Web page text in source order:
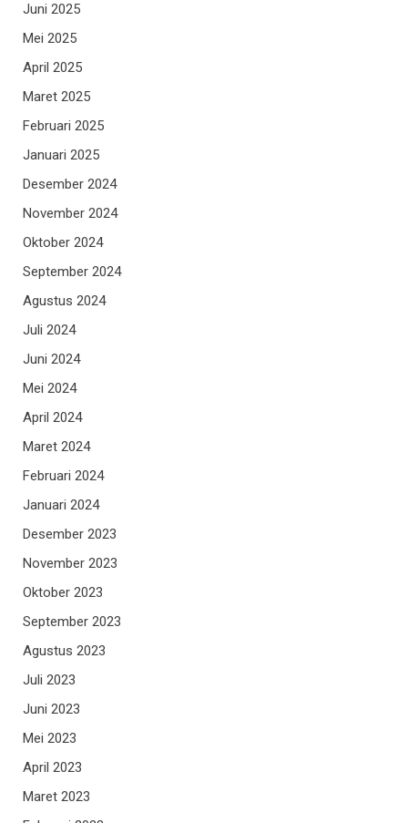
Juni 2025
Mei 2025
April 2025
Maret 2025
Februari 2025
Januari 2025
Desember 2024
November 2024
Oktober 2024
September 2024
Agustus 2024
Juli 2024
Juni 2024
Mei 2024
April 2024
Maret 2024
Februari 2024
Januari 2024
Desember 2023
November 2023
Oktober 2023
September 2023
Agustus 2023
Juli 2023
Juni 2023
Mei 2023
April 2023
Maret 2023